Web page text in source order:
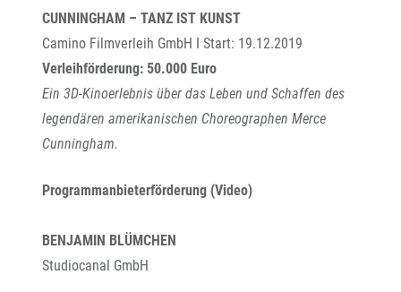
CUNNINGHAM – TANZ IST KUNST
Camino Filmverleih GmbH I Start: 19.12.2019
Verleihförderung: 50.000 Euro
Ein 3D-Kinoerlebnis über das Leben und Schaffen des
legendären amerikanischen Choreographen Merce
Cunningham.
Programmanbieterförderung (Video)
BENJAMIN BLÜMCHEN
Studiocanal GmbH